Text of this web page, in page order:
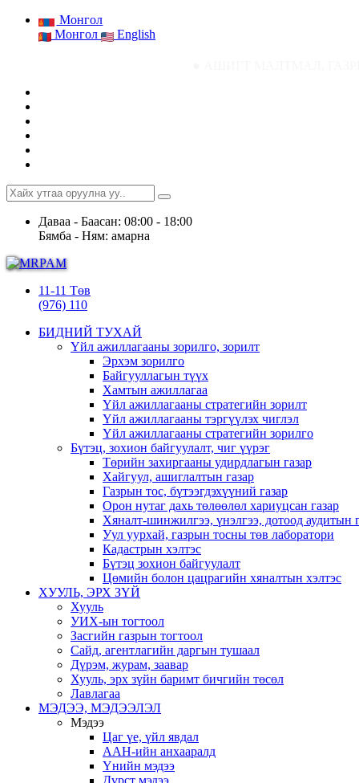
Монгол
Монгол
English
Даваа - Баасан: 08:00 - 18:00
Бямба - Ням: амарна
11-11 Төв
(976) 110
БИДНИЙ ТУХАЙ
Үйл ажиллагааны зорилго, зорилт
Эрхэм зорилго
Байгууллагын түүх
Хамтын ажиллагаа
Үйл ажиллагааны стратегийн зорилт
Үйл ажиллагааны тэргүүлэх чиглэл
Үйл ажиллагааны стратегийн зорилго
Бүтэц, зохион байгуулалт, чиг үүрэг
Төрийн захиргааны удирдлагын газар
Хайгуул, ашиглалтын газар
Газрын тос, бүтээгдэхүүний газар
Орон нутаг дахь төлөөлөл хариуцсан газар
Хяналт-шинжилгээ, үнэлгээ, дотоод аудитын
Уул уурхай, газрын тосны төв лаборатори
Кадастрын хэлтэс
Бүтэц зохион байгуулалт
Цөмийн болон цацрагийн хяналтын хэлтэс
ХУУЛЬ, ЭРХ ЗҮЙ
Хууль
УИХ-ын тогтоол
Засгийн газрын тогтоол
Сайд, агентлагийн даргын тушаал
Дүрэм, журам, заавар
Хууль, эрх зүйн баримт бичгийн төсөл
Лавлагаа
МЭДЭЭ, МЭДЭЭЛЭЛ
Мэдээ
Цаг үе, үйл явдал
ААН-ийн анхааралд
Үнийн мэдээ
Дүрст мэдээ